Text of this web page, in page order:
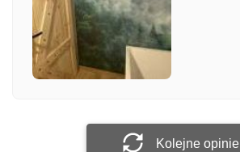
Załącz zdjęcie
Kolejne opinie